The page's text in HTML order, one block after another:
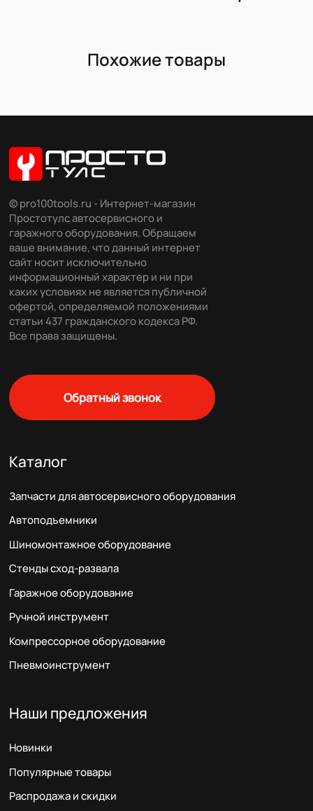
Похожие товары
© pro100tools.ru - Интернет-магазин
Простотулс автосервисного и
гаражного оборудования. Обращаем
ваше внимание, что данный интернет
сайт носит исключительно
информационный характер и ни при
каких условиях не является публичной
офертой, определяемой положениями
статьи 437 гражданского кодекса РФ.
Все права защищены.
Обратный звонок
Каталог
Запчасти для автосервисного оборудования
Автоподъемники
Шиномонтажное оборудование
Стенды сход-развала
Гаражное оборудование
Ручной инструмент
Компрессорное оборудование
Пневмоинструмент
Наши предложения
Новинки
Популярные товары
Распродажа и скидки